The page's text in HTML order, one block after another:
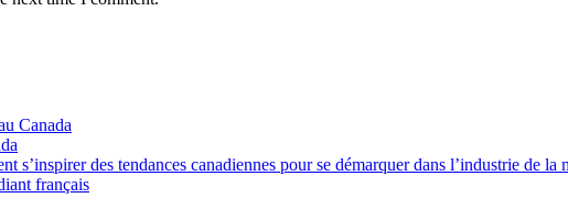
Canada
s’inspirer des tendances canadiennes pour se démarquer dans l’industrie de la
français